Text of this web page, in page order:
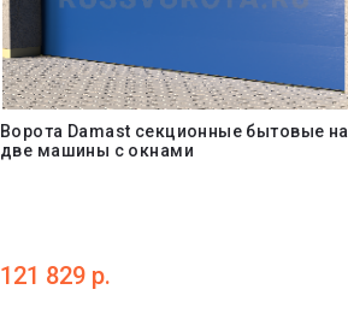
Ворота Damast секционные бытовые на
две машины с окнами
121 829 р.